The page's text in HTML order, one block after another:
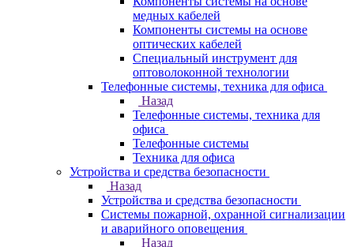
медных кабелей
Компоненты системы на основе
оптических кабелей
Специальный инструмент для
оптоволоконной технологии
Телефонные системы, техника для офиса
Назад
Телефонные системы, техника для
офиса
Телефонные системы
Техника для офиса
Устройства и средства безопасности
Назад
Устройства и средства безопасности
Системы пожарной, охранной сигнализации
и аварийного оповещения
Назад